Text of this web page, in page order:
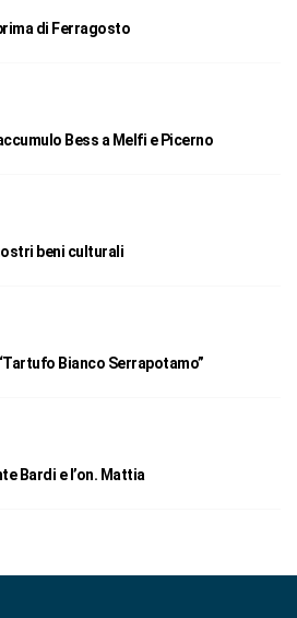
di Ferragosto
Bess a Melfi e Picerno
beni culturali
Bianco Serrapotamo”
Bardi e l’on. Mattia